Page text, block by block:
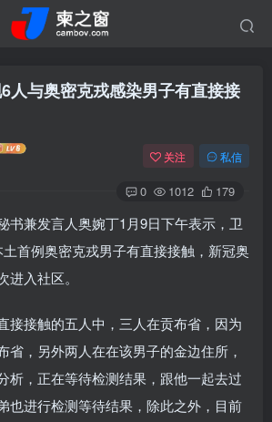
人与奥密克戎感染男子有直接接
关注 私信
0 1012 179
书兼发言人奥婉丁1月9日下午表示，卫
首例奥密克戎男子有直接接触，新冠奥
入社区。
接接触的五人中，三人在贡布省，因为
省，另外两人在在该男子的金边住所，
析，正在等待检测结果，跟他一起去过
也进行检测等待结果，除此之外，目前